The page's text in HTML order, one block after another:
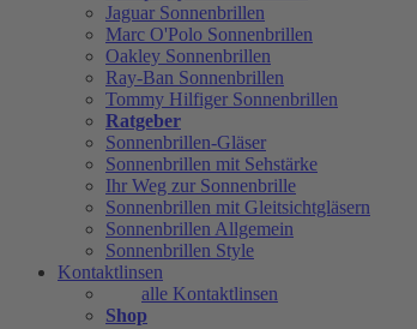
Jaguar Sonnenbrillen
Marc O'Polo Sonnenbrillen
Oakley Sonnenbrillen
Ray-Ban Sonnenbrillen
Tommy Hilfiger Sonnenbrillen
Ratgeber
Sonnenbrillen-Gläser
Sonnenbrillen mit Sehstärke
Ihr Weg zur Sonnenbrille
Sonnenbrillen mit Gleitsichtgläsern
Sonnenbrillen Allgemein
Sonnenbrillen Style
Kontaktlinsen
alle Kontaktlinsen
Shop